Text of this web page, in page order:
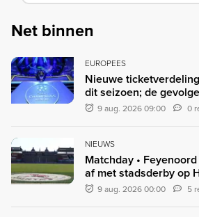
Net binnen
EUROPEES
Nieuwe
dit seizoen; de
9 aug. 2026 09:00 0
NIEUWS
Matchday •
af met stadsderby op
9 aug. 2026 00:00 5